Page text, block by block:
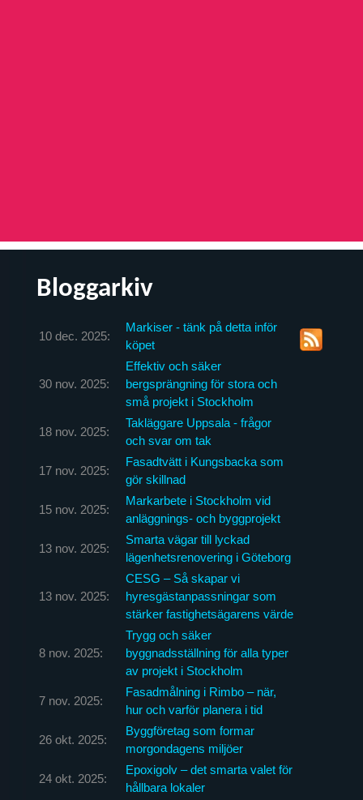
Bloggarkiv
10 dec. 2025:
Markiser - tänk på detta inför
köpet
30 nov. 2025:
Effektiv och säker
bergsprängning för stora och
små projekt i Stockholm
18 nov. 2025:
Takläggare Uppsala - frågor
och svar om tak
17 nov. 2025:
Fasadtvätt i Kungsbacka som
gör skillnad
15 nov. 2025:
Markarbete i Stockholm vid
anläggnings- och byggprojekt
13 nov. 2025:
Smarta vägar till lyckad
lägenhetsrenovering i Göteborg
13 nov. 2025:
CESG – Så skapar vi
hyresgästanpassningar som
stärker fastighetsägarens värde
8 nov. 2025:
Trygg och säker
byggnadsställning för alla typer
av projekt i Stockholm
7 nov. 2025:
Fasadmålning i Rimbo – när,
hur och varför planera i tid
26 okt. 2025:
Byggföretag som formar
morgondagens miljöer
24 okt. 2025:
Epoxigolv – det smarta valet för
hållbara lokaler